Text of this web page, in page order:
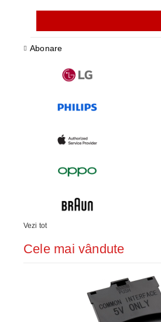
Abonare
Vezi tot
Cele mai vândute